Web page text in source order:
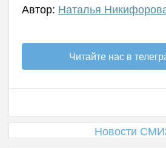
Автор: Наталья
Читайте нас в
Новости